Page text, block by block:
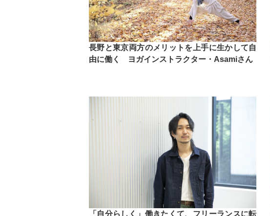
長野と東京両方のメリットを上手に生かして自
由に働く ヨガインストラクター・Asamiさん
「自分らしく」働きたくて、フリーランスに転